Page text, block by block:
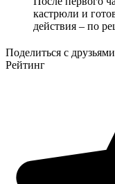
кастрюли и
действия – по
Поделиться с друзьями
Рейтинг